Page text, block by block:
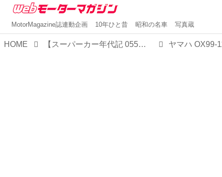
MotorMagazine誌連動企画 10年ひと昔 昭和の名車 写真蔵
HOME 【スーパーカー年代記 055】「OX99-11」はヤマハが技術の粋を集めて市販を目指したタンデムのスーパーカー ヤマハ OX99-